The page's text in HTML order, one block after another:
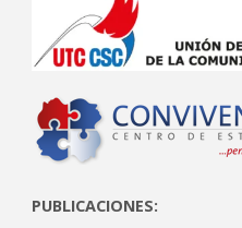
PUBLICACIONES: